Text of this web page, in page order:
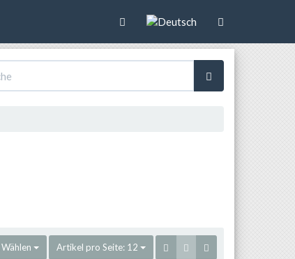
Wählen Artikel pro Seite: 12